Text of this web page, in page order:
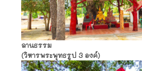
ลานธรรม
(วิหารพระพุทธรูป 3 องค์)